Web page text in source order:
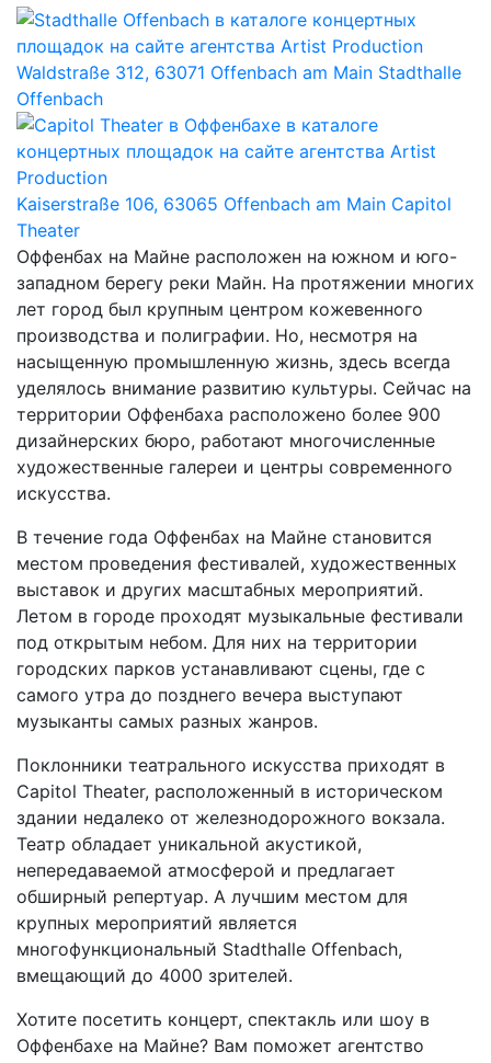
Waldstraße 312, 63071 Offenbach am Main Stadthalle
Offenbach
Kaiserstraße 106, 63065 Offenbach am Main Capitol
Theater
Оффенбах на Майне расположен на южном и юго-
западном берегу реки Майн. На протяжении многих
лет город был крупным центром кожевенного
производства и полиграфии. Но, несмотря на
насыщенную промышленную жизнь, здесь всегда
уделялось внимание развитию культуры. Сейчас на
территории Оффенбаха расположено более 900
дизайнерских бюро, работают многочисленные
художественные галереи и центры современного
искусства.
В течение года Оффенбах на Майне становится
местом проведения фестивалей, художественных
выставок и других масштабных мероприятий.
Летом в городе проходят музыкальные фестивали
под открытым небом. Для них на территории
городских парков устанавливают сцены, где с
самого утра до позднего вечера выступают
музыканты самых разных жанров.
Поклонники театрального искусства приходят в
Capitol Theater, расположенный в историческом
здании недалеко от железнодорожного вокзала.
Театр обладает уникальной акустикой,
непередаваемой атмосферой и предлагает
обширный репертуар. А лучшим местом для
крупных мероприятий является
многофункциональный Stadthalle Offenbach,
вмещающий до 4000 зрителей.
Хотите посетить концерт, спектакль или шоу в
Оффенбахе на Майне? Вам поможет агентство